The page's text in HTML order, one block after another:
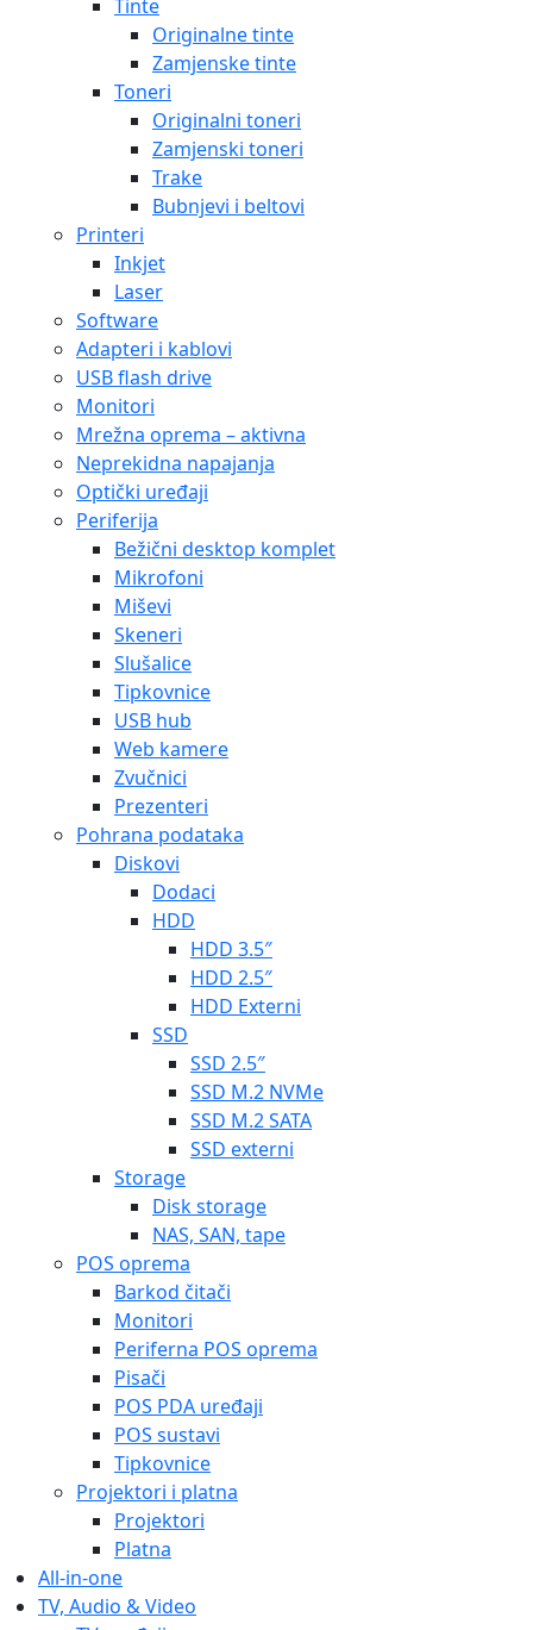
Tinte
Originalne tinte
Zamjenske tinte
Toneri
Originalni toneri
Zamjenski toneri
Trake
Bubnjevi i beltovi
Printeri
Inkjet
Laser
Software
Adapteri i kablovi
USB flash drive
Monitori
Mrežna oprema – aktivna
Neprekidna napajanja
Optički uređaji
Periferija
Bežični desktop komplet
Mikrofoni
Miševi
Skeneri
Slušalice
Tipkovnice
USB hub
Web kamere
Zvučnici
Prezenteri
Pohrana podataka
Diskovi
Dodaci
HDD
HDD 3.5″
HDD 2.5″
HDD Externi
SSD
SSD 2.5″
SSD M.2 NVMe
SSD M.2 SATA
SSD externi
Storage
Disk storage
NAS, SAN, tape
POS oprema
Barkod čitači
Monitori
Periferna POS oprema
Pisači
POS PDA uređaji
POS sustavi
Tipkovnice
Projektori i platna
Projektori
Platna
All-in-one
TV, Audio & Video